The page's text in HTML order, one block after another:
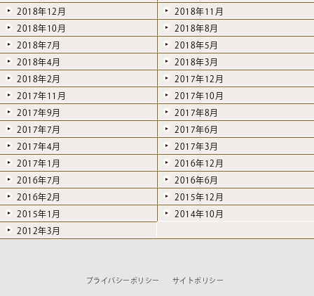
2018年12月
2018年11月
2018年10月
2018年8月
2018年7月
2018年5月
2018年4月
2018年3月
2018年2月
2017年12月
2017年11月
2017年10月
2017年9月
2017年8月
2017年7月
2017年6月
2017年4月
2017年3月
2017年1月
2016年12月
2016年7月
2016年6月
2016年2月
2015年12月
2015年1月
2014年10月
2012年3月
プライバシーポリシー サイトポリシー